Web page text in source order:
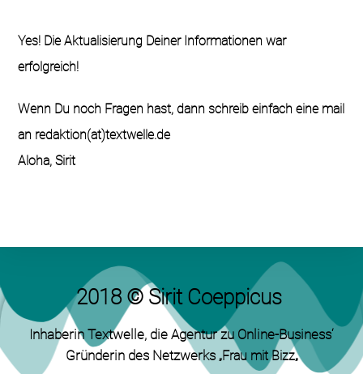
Yes! Die Aktualisierung Deiner Informationen war
erfolgreich!
Wenn Du noch Fragen hast, dann schreib einfach eine mail
an redaktion(at)textwelle.de
Aloha, Sirit
2018 © Sirit Coeppicus
Inhaberin Textwelle, die Agentur zu Online-Business‘
Gründerin des Netzwerks „Frau mit Bizz„